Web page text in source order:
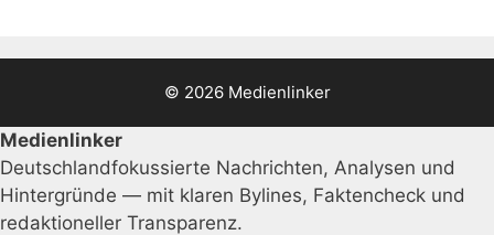
© 2026 Medienlinker
Medienlinker
Deutschlandfokussierte Nachrichten, Analysen und
Hintergründe — mit klaren Bylines, Faktencheck und
redaktioneller Transparenz.